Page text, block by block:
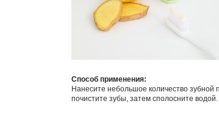
Способ применения:
Нанесите небольшое количество
почистите зубы, затем сполосните водой.